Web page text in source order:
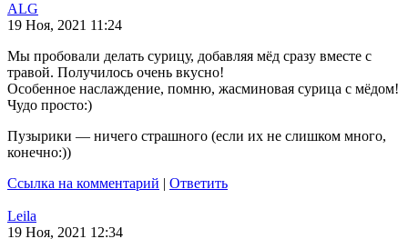
ALG
19 Ноя, 2021 11:24
Мы пробовали делать сурицу, добавляя мёд сразу вместе с
травой. Получилось очень вкусно!
Особенное наслаждение, помню, жасминовая сурица с мёдом!
Чудо просто:)
Пузырики — ничего страшного (если их не слишком много,
конечно:))
Ссылка на комментарий | Ответить
Leila
19 Ноя, 2021 12:34